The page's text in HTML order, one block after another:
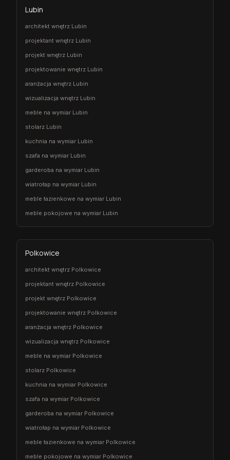
Lubin
architekt wnętrz Lubin
projektant wnętrz Lubin
projekt wnętrz Lubin
projektowanie wnętrz Lubin
aranżacja wnętrz Lubin
wizualizacja wnętrz Lubin
meble na wymiar Lubin
stolarz Lubin
kuchnia na wymiar Lubin
szafa na wymiar Lubin
garderoba na wymiar Lubin
wiatrołap na wymiar Lubin
meble łazienkowe na wymiar Lubin
meble pokojowe na wymiar Lubin
Polkowice
architekt wnętrz Polkowice
projektant wnętrz Polkowice
projekt wnętrz Polkowice
projektowanie wnętrz Polkowice
aranżacja wnętrz Polkowice
wizualizacja wnętrz Polkowice
meble na wymiar Polkowice
stolarz Polkowice
kuchnia na wymiar Polkowice
szafa na wymiar Polkowice
garderoba na wymiar Polkowice
wiatrołap na wymiar Polkowice
meble łazienkowe na wymiar Polkowice
meble pokojowe na wymiar Polkowice